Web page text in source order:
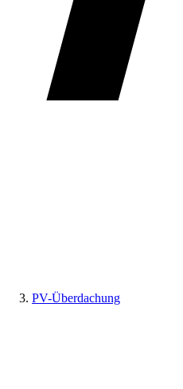
PV-Überdachung